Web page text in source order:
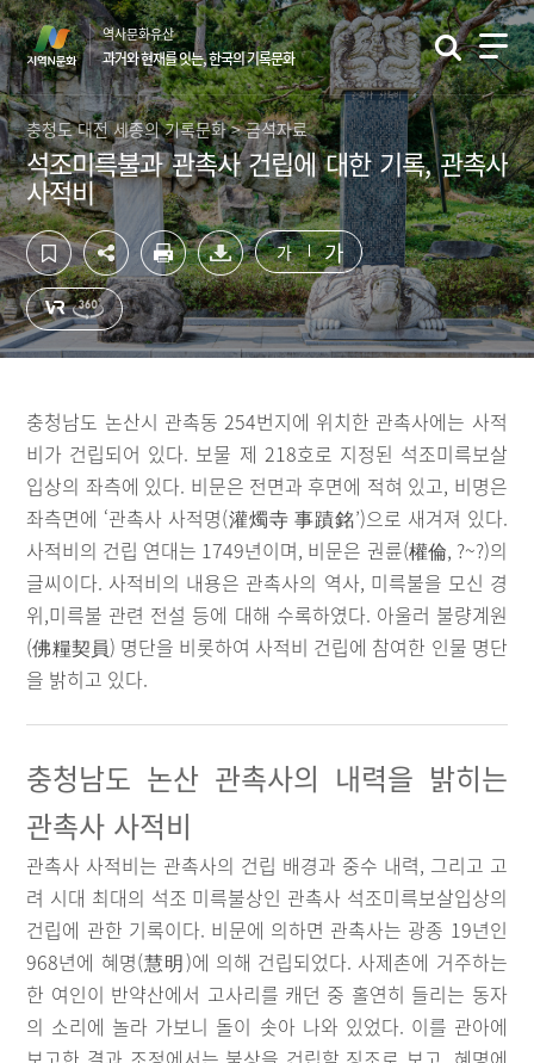
컨
텐
츠
영
역
바
로
가
기
하
단
영
역
바
로
가
기
역사문화유산
과거와 현재를 잇는, 한국의 기록문화
충청도 대전 세종의 기록문화 > 금석자료
석조미륵불과 관촉사 건립에 대한 기록, 관촉사
사적비
가 가
충청남도 논산시 관촉동 254번지에 위치한 관촉사에는 사적
비가 건립되어 있다. 보물 제 218호로 지정된 석조미륵보살
입상의 좌측에 있다. 비문은 전면과 후면에 적혀 있고, 비명은
좌측면에 ‘관촉사 사적명(灌燭寺 事蹟銘’)으로 새겨져 있다.
사적비의 건립 연대는 1749년이며, 비문은 권륜(權倫, ?~?)의
글씨이다. 사적비의 내용은 관촉사의 역사, 미륵불을 모신 경
위,미륵불 관련 전설 등에 대해 수록하였다. 아울러 불량계원
(佛糧契員) 명단을 비롯하여 사적비 건립에 참여한 인물 명단
을 밝히고 있다.
충청남도 논산 관촉사의 내력을 밝히는
관촉사 사적비
관촉사 사적비는 관촉사의 건립 배경과 중수 내력, 그리고 고
려 시대 최대의 석조 미륵불상인 관촉사 석조미륵보살입상의
건립에 관한 기록이다. 비문에 의하면 관촉사는 광종 19년인
968년에 혜명(慧明)에 의해 건립되었다. 사제촌에 거주하는
한 여인이 반약산에서 고사리를 캐던 중 홀연히 들리는 동자
의 소리에 놀라 가보니 돌이 솟아 나와 있었다. 이를 관아에